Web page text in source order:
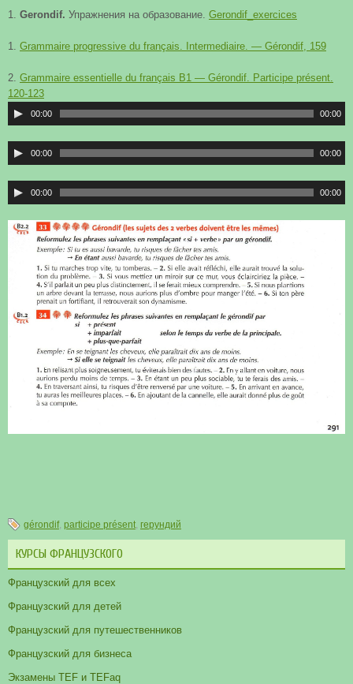
1. Gerondif. Упражнения на образование. Gerondif_exercices
1. Grammaire progressive du français. Intermediaire. — Gérondif, 159
2. Grammaire essentielle du français B1 — Gérondif. Participe présent.
120-123
00:00 00:00
00:00 00:00
00:00 00:00
gérondif, participe présent герундий
КУРСЫ ФРАНЦУЗСКОГО
Французский для всех
Французский для детей
Французский для путешественников
Французский для бизнеса
Экзамены TEF и TEFaq